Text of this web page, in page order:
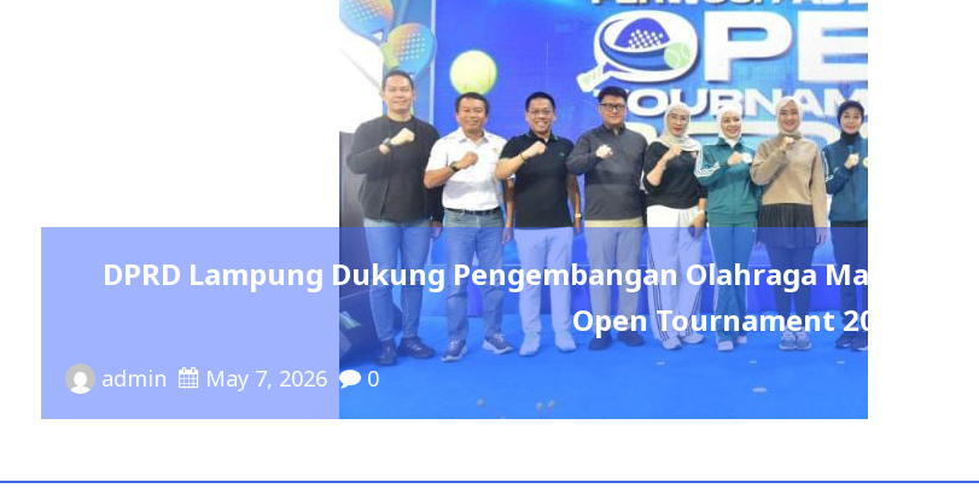
Olahraga Masyarakat Melalui Perwosi Padel Cup
Open Tournament 2026